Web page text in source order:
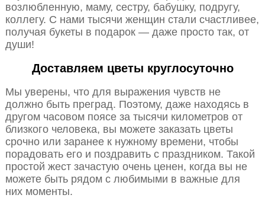
возлюбленную, маму, сестру, бабушку, подругу,
коллегу. С нами тысячи женщин стали счастливее,
получая букеты в подарок — даже просто так, от
души!
Доставляем цветы круглосуточно
Мы уверены, что для выражения чувств не
должно быть преград. Поэтому, даже находясь в
другом часовом поясе за тысячи километров от
близкого человека, вы можете заказать цветы
срочно или заранее к нужному времени, чтобы
порадовать его и поздравить с праздником. Такой
простой жест зачастую очень ценен, когда вы не
можете быть рядом с любимыми в важные для
них моменты.